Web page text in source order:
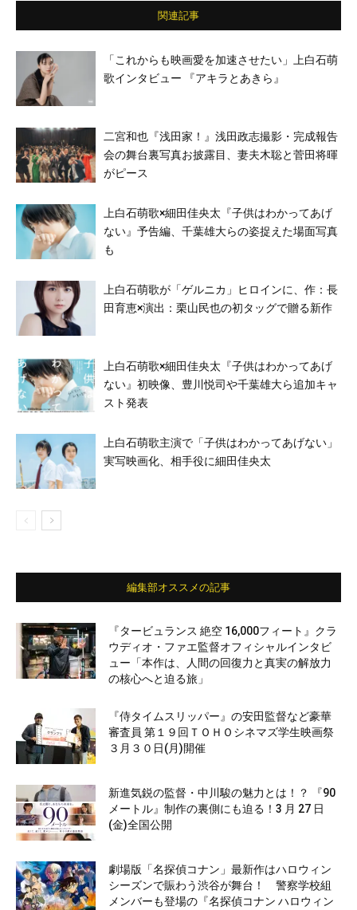
関連記事
「これからも映画愛を加速させたい」上白石萌
歌インタビュー 『アキラとあきら』
二宮和也『浅田家！』浅田政志撮影・完成報告
会の舞台裏写真お披露目、妻夫木聡と菅田将暉
がピース
上白石萌歌×細田佳央太『子供はわかってあげ
ない』予告編、千葉雄大らの姿捉えた場面写真
も
上白石萌歌が「ゲルニカ」ヒロインに、作：長
田育恵×演出：栗山民也の初タッグで贈る新作
上白石萌歌×細田佳央太『子供はわかってあげ
ない』初映像、豊川悦司や千葉雄大ら追加キャ
スト発表
上白石萌歌主演で「子供はわかってあげない」
実写映画化、相手役に細田佳央太
編集部オススメの記事
『タービュランス 絶空 16,000フィート』クラ
ウディオ・ファエ監督オフィシャルインタビ
ュー「本作は、人間の回復力と真実の解放力
の核心へと迫る旅」
『侍タイムスリッパー』の安田監督など豪華
審査員 第１９回ＴＯＨＯシネマズ学生映画祭
３月３０日(月)開催
新進気鋭の監督・中川駿の魅力とは！？ 『90
メートル』制作の裏側にも迫る！3 月 27 日
(金)全国公開
劇場版「名探偵コナン」最新作はハロウィン
シーズンで賑わう渋谷が舞台！ 警察学校組
メンバーも登場の『名探偵コナン ハロウィン